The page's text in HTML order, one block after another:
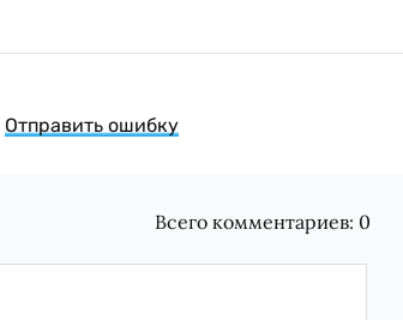
Отправить ошибку
Всего комментариев: 0